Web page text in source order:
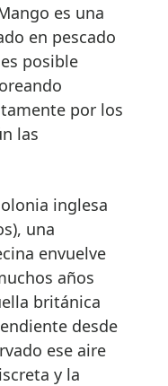
es una
en pescado
posible
por los
las
inglesa
una
envuelve
años
británica
desde
ese aire
y la